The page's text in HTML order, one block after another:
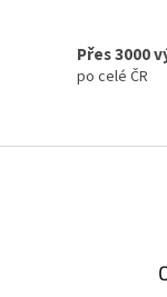
Přes 3000
po celé ČR